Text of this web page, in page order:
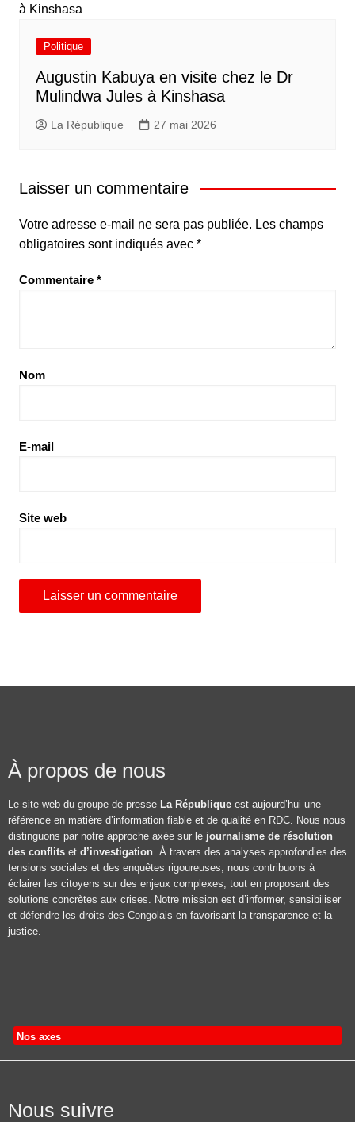
Politique
Augustin Kabuya en visite chez le Dr
Mulindwa Jules à Kinshasa
La République 27 mai 2026
Laisser un commentaire
Votre adresse e-mail ne sera pas publiée. Les champs
obligatoires sont indiqués avec *
Commentaire *
Nom
E-mail
Site web
À propos de nous
Le site web du groupe de presse La République est aujourd’hui une
référence en matière d’information fiable et de qualité en RDC. Nous nous
distinguons par notre approche axée sur le journalisme de résolution
des conflits et d’investigation. À travers des analyses approfondies des
tensions sociales et des enquêtes rigoureuses, nous contribuons à
éclairer les citoyens sur des enjeux complexes, tout en proposant des
solutions concrètes aux crises. Notre mission est d’informer, sensibiliser
et défendre les droits des Congolais en favorisant la transparence et la
justice.
Nos axes
Nous suivre